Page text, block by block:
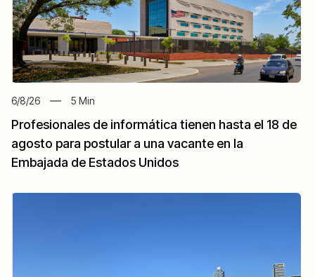
6/8/26 5 Min
Profesionales de informática tienen hasta el 18 de
agosto para postular a una vacante en la
Embajada de Estados Unidos